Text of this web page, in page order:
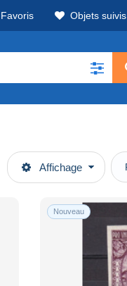
Favoris Objets suivis
Affichage
Nouveau